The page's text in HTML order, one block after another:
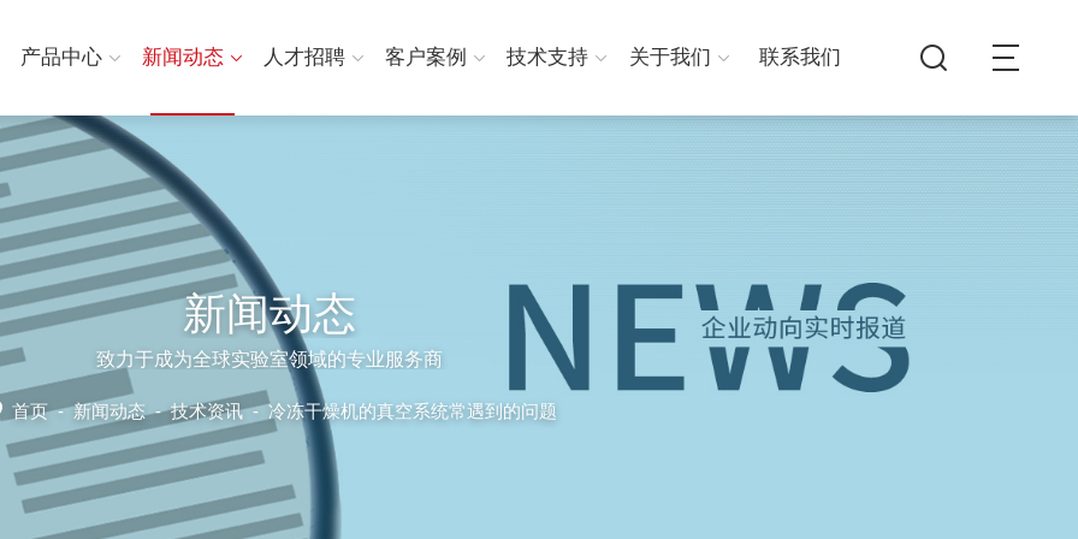
产品中心 新闻动态 人才招聘 客户案例 技术支持 关于我们 联系我们
新闻动态
致力于成为全球实验室领域的专业服务商
首页-新闻动态-技术资讯 -冷冻干燥机的真空系统常遇到的问题